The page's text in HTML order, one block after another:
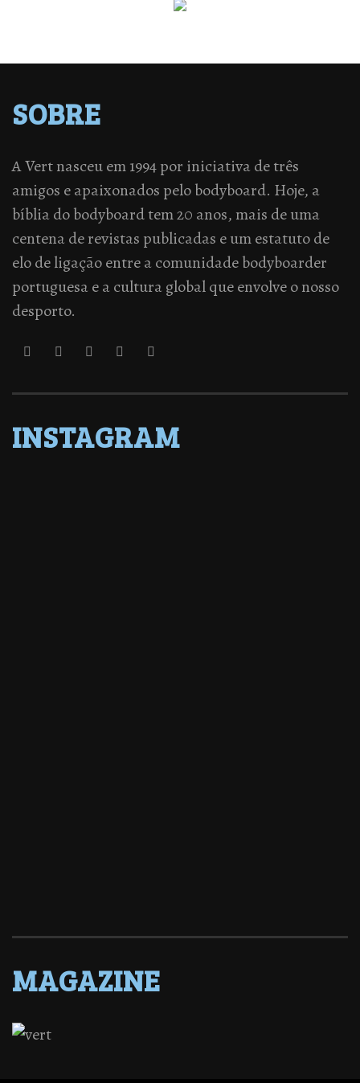
SOBRE
A Vert nasceu em 1994 por iniciativa de três
amigos e apaixonados pelo bodyboard. Hoje, a
bíblia do bodyboard tem 20 anos, mais de uma
centena de revistas publicadas e um estatuto de
elo de ligação entre a comunidade bodyboarder
portuguesa e a cultura global que envolve o nosso
desporto.
INSTAGRAM
MAGAZINE